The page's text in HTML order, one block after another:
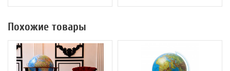
Похожие товары